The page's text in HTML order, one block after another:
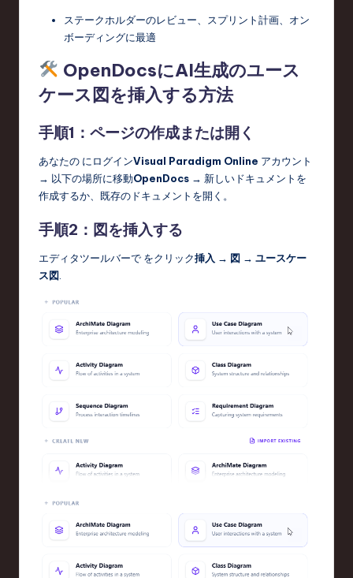
ステークホルダーのレビュー、スプリント計画、オン
ボーディングに最適
OpenDocsにAI生成のユース
ケース図を挿入する方法
手順1：ページの作成または開く
あなたの にログインVisual Paradigm Online アカウント
→ 以下の場所に移動OpenDocs → 新しいドキュメントを
作成するか、既存のドキュメントを開く。
手順2：図を挿入する
エディタツールバーで をクリック挿入 → 図 → ユースケー
ス図